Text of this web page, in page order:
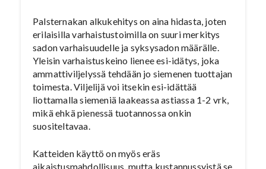
Palsternakan alkukehitys on aina hidasta, joten
erilaisilla varhaistustoimilla on suuri merkitys
sadon varhaisuudelle ja syksysadon määrälle.
Yleisin varhaistuskeino lienee esi-idätys, joka
ammattiviljelyssä tehdään jo siemenen tuottajan
toimesta. Viljelijä voi itsekin esi-idättää
liottamalla siemeniä laakeassa astiassa 1-2 vrk,
mikä ehkä pienessä tuotannossa onkin
suositeltavaa.
Katteiden käyttö on myös eräs
aikaistusmahdollisuus, mutta kustannussyistä se